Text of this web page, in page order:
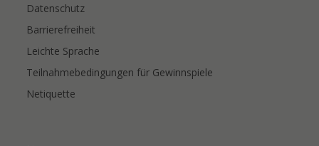
Datenschutz
Barrierefreiheit
Leichte Sprache
Teilnahmebedingungen für Gewinnspiele
Netiquette